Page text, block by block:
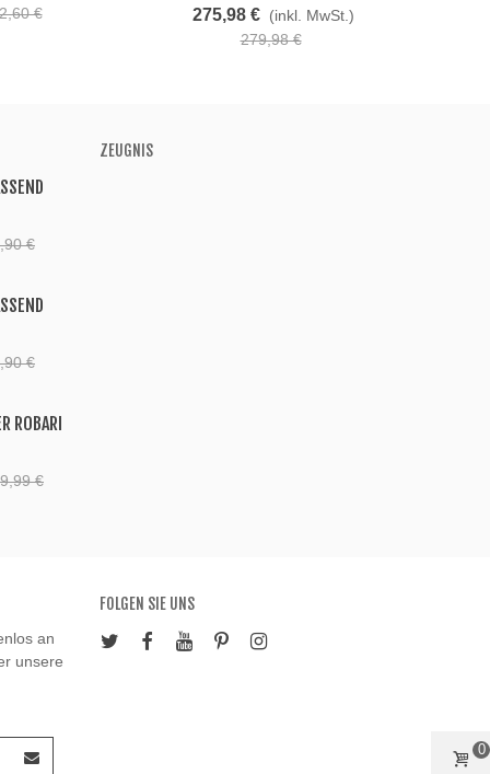
€
275,98 € (inkl. MwSt.)
279,98 €
€
€
ROBARI
€
ZEUGNIS
an
unsere
FOLGEN SIE UNS
0